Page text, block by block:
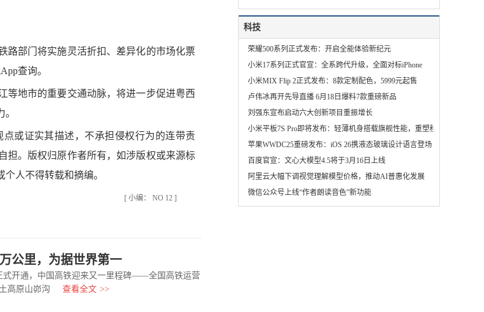
部门将实施灵活折扣、差异化的市场化票
查询。
地市的重要交通动脉，将进一步促进粤西
或证实其描述，不承担侵权行为的连带责
担。版权归原作者所有，如涉版权或来源标
人不得转载和摘编。
[ 小编： NO 12 ]
公里，为据世界第一
开通，中国高铁迎来又一里程碑——全国高铁运营
高原山峁沟
查看全文 >>
科技
荣耀500系列正式发布：开启全能体验新纪元
小米17系列正式官宣：全系跨代升级，全面对标iPhone
小米MIX Flip 2正式发布：8款定制配色，5999元起售
卢伟冰再开先导直播 6月18日爆料7款重磅新品
刘强东宣布启动六大创新项目重振增长
小米平板7S Pro即将发布：轻薄机身搭载旗舰性能，重塑移动办公体验
苹果WWDC25重磅发布：iOS 26携液态玻璃设计语言登场
百度官宣：文心大模型4.5将于3月16日上线
阿里云大幅下调视觉理解模型价格，推动AI普惠化发展
微信公众号上线“作者朗读音色”新功能